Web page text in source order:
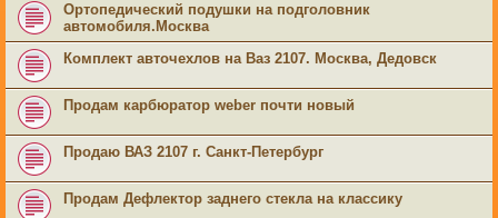
Ортопедический подушки на подголовник
автомобиля.Москва
Комплект авточехлов на Ваз 2107. Москва, Дедовск
Продам карбюратор weber почти новый
Продаю ВАЗ 2107 г. Санкт-Петербург
Продам Дефлектор заднего стекла на классику